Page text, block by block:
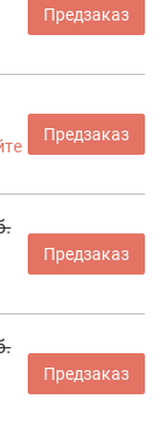
Предзаказ
Предзаказ
Предзаказ
Предзаказ